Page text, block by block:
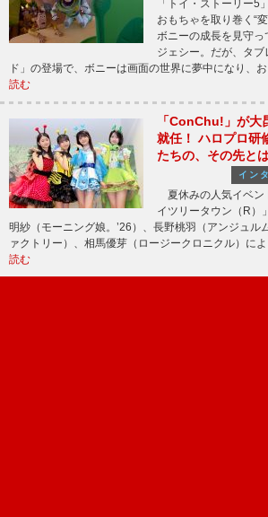
「トイ・ストーリー
おもちゃを取り巻く“
ボニーの成長を見守
ジェシー。だが、タ
ド」の登場で、ボニーは画面の世界に夢中になり、
読む
「ConChu!」が大
就任！ ハロプロ研
たちの、その先と
イン
夏休みの人気イベン
イツリータウン（R）
明紗（モーニング娘。’26）、長野桃羽（アンジュル
ァクトリー）、相馬優芽（ロージークロニクル）に
読む